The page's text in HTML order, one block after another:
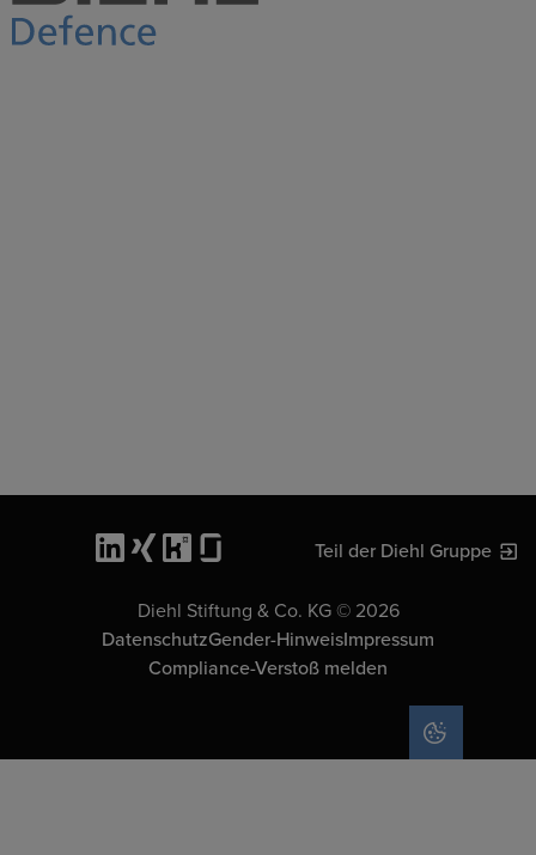
Teil der Diehl Gruppe
Diehl Stiftung & Co. KG © 2026
DatenschutzGender-HinweisImpressum
Compliance-Verstoß melden
COOKIE-